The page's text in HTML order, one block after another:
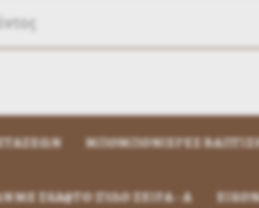
ΜΠΟΜΠΟΝΙΈΡΕΣ
ΜΕ ΣΚΑΦΤΟ ΞΥΛΟ ΣΕΙΡΑ - Α